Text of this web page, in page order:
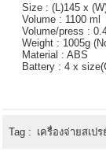
Size : (L)145 x
Volume : 1100 ml
Volume/press :
Weight : 1005g
Material : ABS
Battery : 4 x
Tag : เครื่องจ่ายสเปร